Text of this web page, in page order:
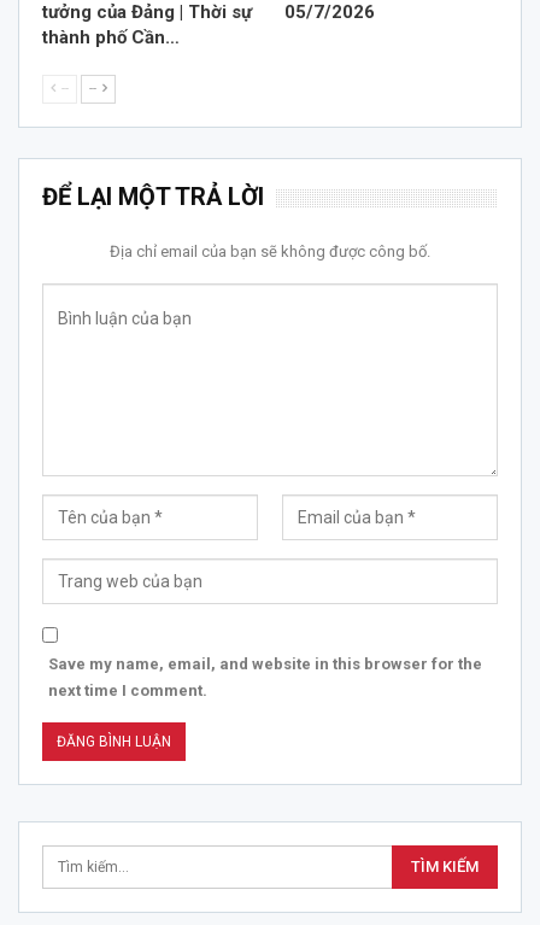
tưởng của Đảng | Thời sự
thành phố Cần…
05/7/2026
-- --
ĐỂ LẠI MỘT TRẢ LỜI
Địa chỉ email của bạn sẽ không được công bố.
Save my name, email, and website in this browser for the
next time I comment.